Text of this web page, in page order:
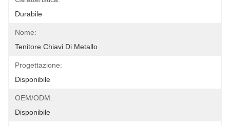
Durabile
Nome:
Tenitore Chiavi Di Metallo
Progettazione:
Disponibile
OEM/ODM:
Disponibile